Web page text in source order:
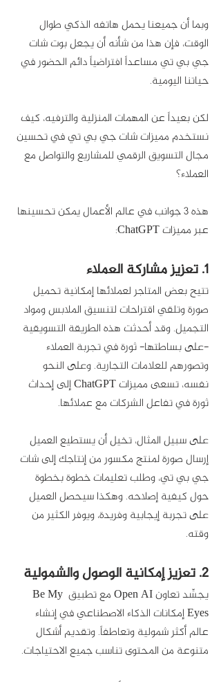
وبما أن جميعنا يحمل هاتفه الذكي طوال
الوقت، فإن هذا من شأنه أن يجعل بوت شات
جي بي تي مساعداً افتراضياً دائم الحضور في
حياتنا اليومية.
لكن بعيداً عن المهمات المنزلية والترفيه، كيف
نستخدم مميزات شات جي بي تي في تحسين
مجال التسويق الرقمي للمشاريع والتواصل مع
العملاء؟
هذه 3 جوانب في عالم الأعمال يمكن تحسينها
عبر مميزات ChatGPT:
1. تعزيز مشاركة العملاء
تتيح بعض المتاجر لعملائها إمكانية تحميل
صورة وتلقي اقتراحات لتنسيق الملابس ومواد
التجميل. وقد أحدثت هذه الطريقة التسويقية
-على بساطتها- ثورة في تجربة العملاء
وتصورهم للعلامات التجارية. وعلى النحو
نفسه، تسعى مميزات ChatGPT إلى إحداث
ثورة في تفاعل الشركات مع عملائها.
على سبيل المثال، تخيل أن يستطيع العميل
إرسال صورة لمنتج مكسور من إنتاجك إلى شات
جي بي تي، وطلب تعليمات خطوة بخطوة
حول كيفية إصلاحه. وهكذا سيحصل العميل
على تجربة إيجابية وفريدة، ويوفر الكثير من
وقته.
2. تعزيز إمكانية الوصول والشمولية
يجسِّد تعاون Open AI مع تطبيق Be My
Eyes إمكانات الذكاء الاصطناعي في إنشاء
عالم أكثر شمولية وتعاطفاً. وتقديم أشكال
متنوعة من المحتوى تناسب جميع الاحتياجات.